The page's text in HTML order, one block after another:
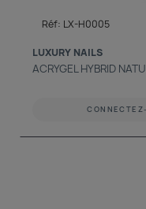
Réf: LX-H0005
LUXURY NAILS
ACRYGEL HYBRID